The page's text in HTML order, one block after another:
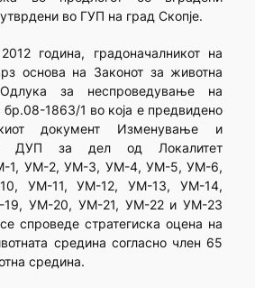
во ГУП на град Скопје.
година, градоначалникот на
основа на Законот за животна
за неспроведување на
бр.08-1863/1 во која е предвидено
документ Изменување и
ДУП за дел од Локалитет
1, УМ-2, УМ-3, УМ-4, УМ-5, УМ-6,
УМ-11, УМ-12, УМ-13, УМ-14,
УМ-20, УМ-21, УМ-22 и УМ-23
спроведе стратегиска оцена на
средина согласно член 65
средина.